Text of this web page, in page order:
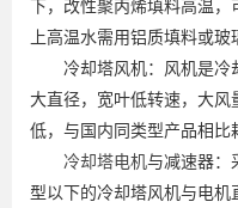
上高温水需用铝质填料或玻
冷却塔风机：风机是冷
大直径，宽叶低转速，大
低，与国内同类型产品相比
冷却塔电机与减速器：
型以下的冷却塔风机与电